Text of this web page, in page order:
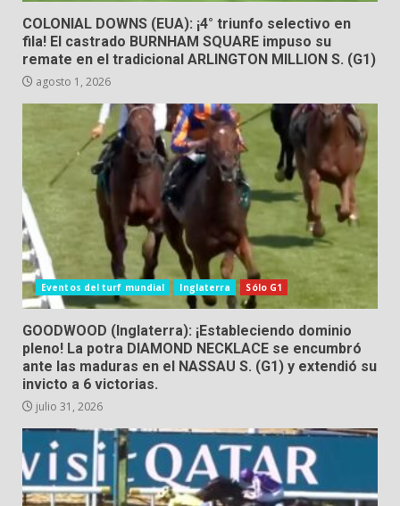
COLONIAL DOWNS (EUA): ¡4° triunfo selectivo en
fila! El castrado BURNHAM SQUARE impuso su
remate en el tradicional ARLINGTON MILLION S. (G1)
agosto 1, 2026
Eventos del turf mundial Inglaterra Sólo G1
GOODWOOD (Inglaterra): ¡Estableciendo dominio
pleno! La potra DIAMOND NECKLACE se encumbró
ante las maduras en el NASSAU S. (G1) y extendió su
invicto a 6 victorias.
julio 31, 2026